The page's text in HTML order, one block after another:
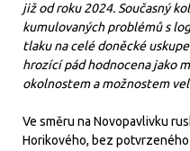
již od roku 2024. Současný
kumulovaných problémů s
tlaku na celé doněcké
hrozící pád hodnocena jako
okolnostem a možnostem
Ve směru na Novopavlivku
Horikového, bez